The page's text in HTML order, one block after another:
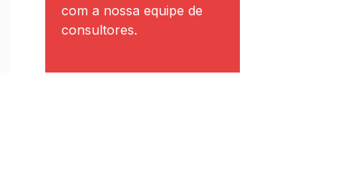
com a nossa equipe de
consultores.